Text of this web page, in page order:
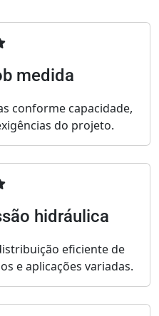
medida
conforme capacidade,
do projeto.
hidráulica
eficiente de
e aplicações variadas.